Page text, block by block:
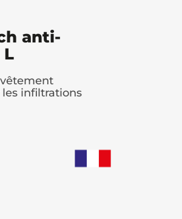
anti-
infiltrations